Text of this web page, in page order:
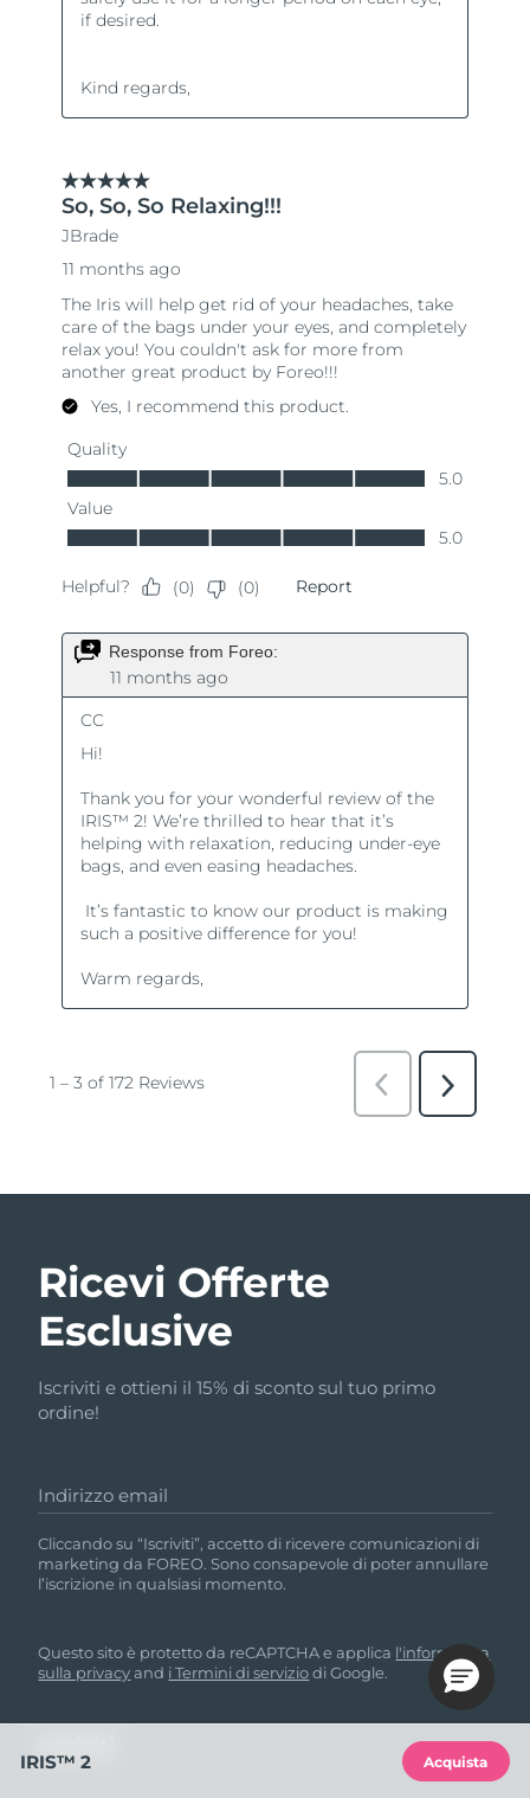
Ricevi Offerte
Esclusive
Iscriviti e ottieni il 15% di sconto sul tuo primo
ordine!
Indirizzo email
Cliccando su “Iscriviti”, accetto di ricevere comunicazioni di
marketing da FOREO. Sono consapevole di poter annullare
l’iscrizione in qualsiasi momento.
Questo sito è protetto da reCAPTCHA e applica l'informativa
sulla privacyand i Termini di serviziodi Google.
IRIS™ 2 Acquista